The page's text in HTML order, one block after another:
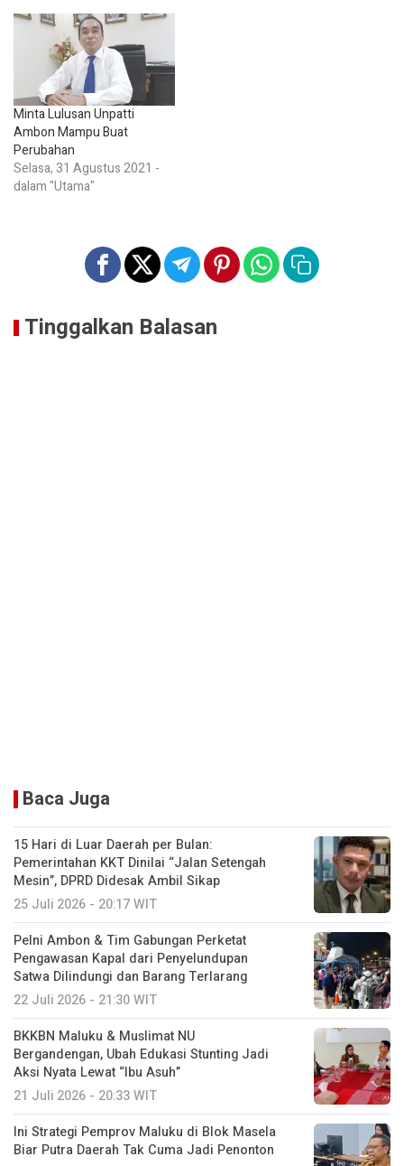
Minta Lulusan Unpatti
Ambon Mampu Buat
Perubahan
Selasa, 31 Agustus 2021 -
dalam "Utama"
Tinggalkan Balasan
Baca Juga
15 Hari di Luar Daerah per Bulan:
Pemerintahan KKT Dinilai “Jalan Setengah
Mesin”, DPRD Didesak Ambil Sikap
25 Juli 2026 - 20:17 WIT
Pelni Ambon & Tim Gabungan Perketat
Pengawasan Kapal dari Penyelundupan
Satwa Dilindungi dan Barang Terlarang
22 Juli 2026 - 21:30 WIT
BKKBN Maluku & Muslimat NU
Bergandengan, Ubah Edukasi Stunting Jadi
Aksi Nyata Lewat “Ibu Asuh”
21 Juli 2026 - 20:33 WIT
Ini Strategi Pemprov Maluku di Blok Masela
Biar Putra Daerah Tak Cuma Jadi Penonton